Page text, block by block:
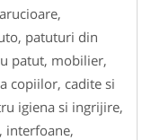
patuturi din
patut, mobilier,
copiilor, cadite si
igiena si ingrijire,
interfoane,